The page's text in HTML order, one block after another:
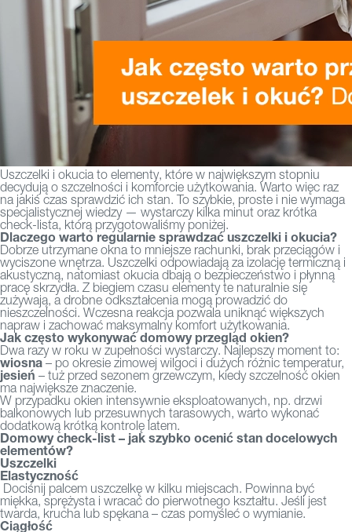
Uszczelki i okucia to elementy, które w największym stopniu
decydują o szczelności i komforcie użytkowania. Warto więc raz
na jakiś czas sprawdzić ich stan. To szybkie, proste i nie wymaga
specjalistycznej wiedzy — wystarczy kilka minut oraz krótka
check-lista, którą przygotowaliśmy poniżej.
Dlaczego warto regularnie sprawdzać uszczelki i okucia?
Dobrze utrzymane okna to mniejsze rachunki, brak przeciągów i
wyciszone wnętrza. Uszczelki odpowiadają za izolację termiczną i
akustyczną, natomiast okucia dbają o bezpieczeństwo i płynną
pracę skrzydła. Z biegiem czasu elementy te naturalnie się
zużywają, a drobne odkształcenia mogą prowadzić do
nieszczelności. Wczesna reakcja pozwala uniknąć większych
napraw i zachować maksymalny komfort użytkowania.
Jak często wykonywać domowy przegląd okien?
Dwa razy w roku w zupełności wystarczy. Najlepszy moment to:
wiosna– po okresie zimowej wilgoci i dużych różnic temperatur,
jesień – tuż przed sezonem grzewczym, kiedy szczelność okien
ma największe znaczenie.
W przypadku okien intensywnie eksploatowanych, np. drzwi
balkonowych lub przesuwnych tarasowych, warto wykonać
dodatkową krótką kontrolę latem.
Domowy check-list – jak szybko ocenić stan docelowych
elementów?
Uszczelki
Elastyczność
Dociśnij palcem uszczelkę w kilku miejscach. Powinna być
miękka, sprężysta i wracać do pierwotnego kształtu. Jeśli jest
twarda, krucha lub spękana – czas pomyśleć o wymianie.
Ciągłość